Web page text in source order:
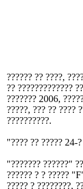
?????? ?? ????,
?? ?????????????
??????? 2006,
?????, ??? ?? ????
??????????.
"???? ?? ????? 24-
"??????? ??????"
?????? ? ? ?????
????? ? ????????,